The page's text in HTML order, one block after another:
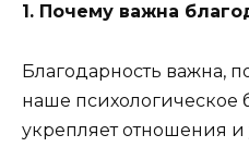
1. Почему важна
Благодарность важна,
наше психологическое
укрепляет отношения